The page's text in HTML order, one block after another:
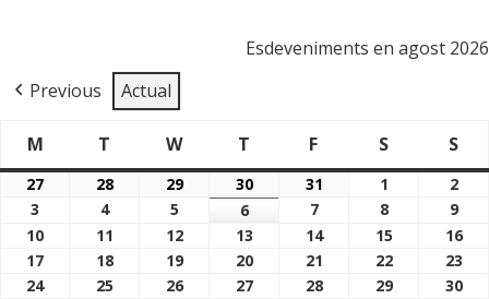
Esdeveniments en agost 2026
Previous
Actual
M
Dilluns
T Dimarts
WDimecres
T F Divendres
S Dissabte
S
27 27/07/2026
28 28/07/2026
2929/07/2026
30 30/07/2026
31 31/07/2026
1 01/08/2026
2
3
03/08/2026
404/08/2026
5 05/08/2026
606/08/2026
7 07/08/2026
8 08/08/2026
9
10 10/08/2026
11 11/08/2026
12 12/08/2026
13 13/08/2026
1414/08/2026
15 15/08/2026
16
17 17/08/2026
18 18/08/2026
19 19/08/2026
20 20/08/2026
21 21/08/2026
22 22/08/2026
23
24 24/08/2026
25 25/08/2026
26 26/08/2026
27 27/08/2026
28 28/08/2026
29 29/08/2026
30